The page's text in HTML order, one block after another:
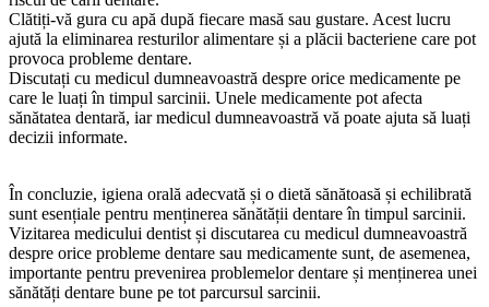
Clătiți-vă gura cu apă după fiecare masă sau gustare. Acest lucru
ajută la eliminarea resturilor alimentare și a plăcii bacteriene care pot
provoca probleme dentare.
Discutați cu medicul dumneavoastră despre orice medicamente pe
care le luați în timpul sarcinii. Unele medicamente pot afecta
sănătatea dentară, iar medicul dumneavoastră vă poate ajuta să luați
decizii informate.
În concluzie, igiena orală adecvată și o dietă sănătoasă și echilibrată
sunt esențiale pentru menținerea sănătății dentare în timpul sarcinii.
Vizitarea medicului dentist și discutarea cu medicul dumneavoastră
despre orice probleme dentare sau medicamente sunt, de asemenea,
importante pentru prevenirea problemelor dentare și menținerea unei
sănătăți dentare bune pe tot parcursul sarcinii.